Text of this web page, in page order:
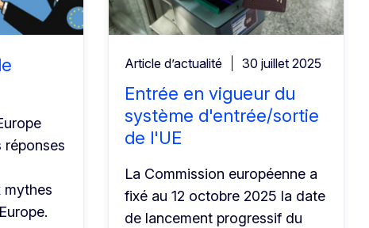
réponses
mythes
Article d’actualité 30 juillet 2025
Entrée en vigueur du
système d'entrée/sortie
de l'UE
La Commission européenne a
fixé au 12 octobre 2025 la date
de lancement progressif du